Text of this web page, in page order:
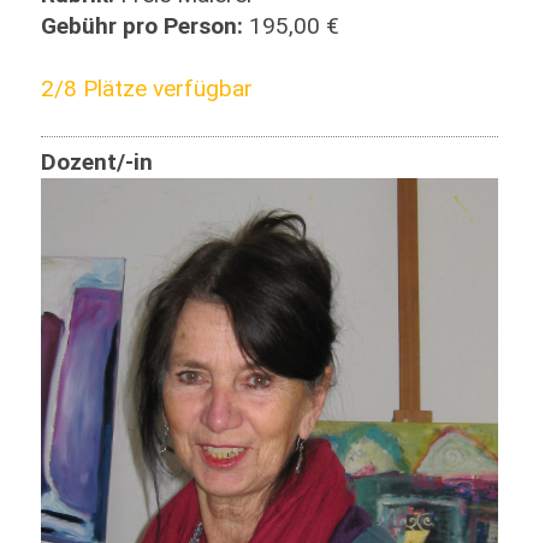
Gebühr pro Person: 195,00 €
2/8 Plätze verfügbar
Dozent/-in